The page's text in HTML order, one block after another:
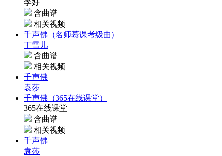
李好
含曲谱
相关视频
千声佛（名师慕课考级曲）
丁雪儿
含曲谱
相关视频
千声佛
袁莎
千声佛（365在线课堂）
365在线课堂
含曲谱
相关视频
千声佛
袁莎